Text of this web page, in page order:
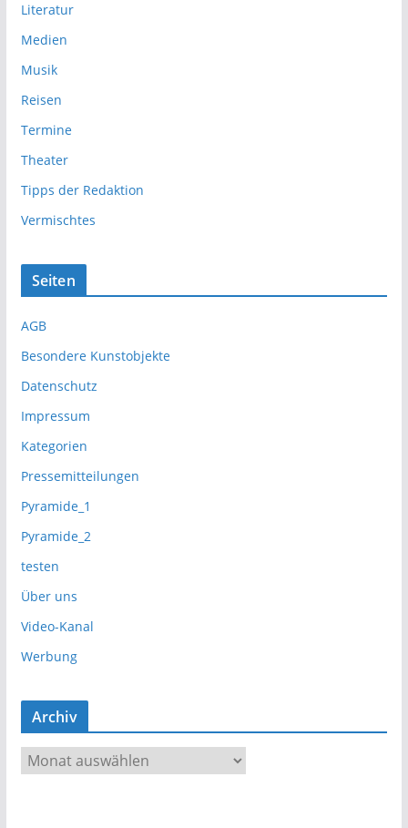
Literatur
Medien
Musik
Reisen
Termine
Theater
Tipps der Redaktion
Vermischtes
Seiten
AGB
Besondere Kunstobjekte
Datenschutz
Impressum
Kategorien
Pressemitteilungen
Pyramide_1
Pyramide_2
testen
Über uns
Video-Kanal
Werbung
Archiv